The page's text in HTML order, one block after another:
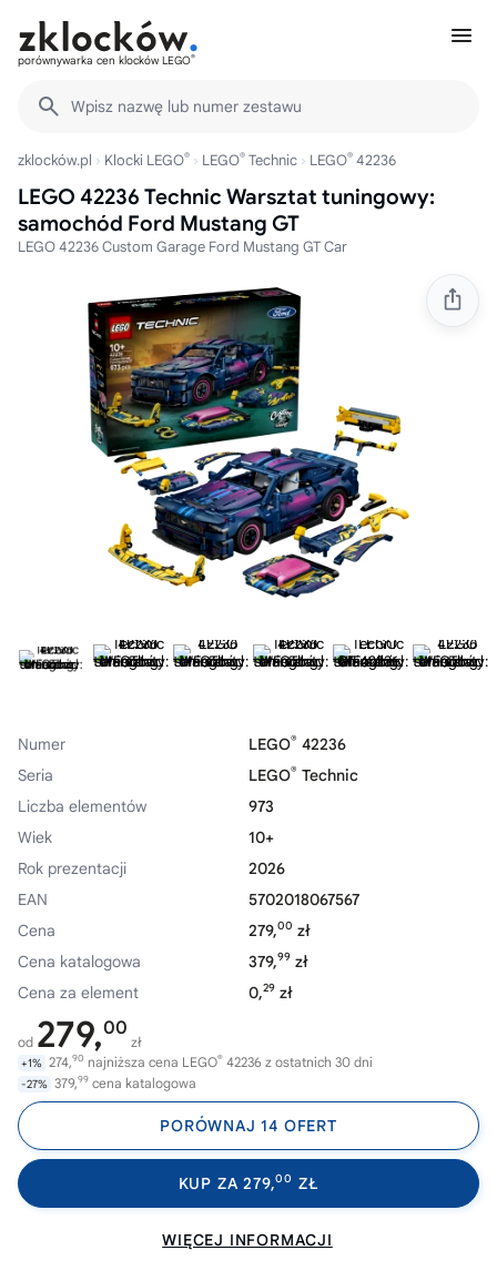
porównywarka cen klocków LEGO®
Wpisz nazwę lub numer zestawu
zklocków.pl Klocki LEGO® LEGO® Technic LEGO® 42236
LEGO 42236 Technic Warsztat tuningowy:
samochód Ford Mustang GT
LEGO 42236 Custom Garage Ford Mustang GT Car
Numer LEGO® 42236
Seria
LEGO® Technic
Liczba elementów
973
Wiek
10+
Rok prezentacji
2026
EAN
5702018067567
Cena
279,00 zł
Cena katalogowa
379,99 zł
Cena za element
0,29 zł
od 279,00
zł
+1% 274,90 najniższa cena LEGO® 42236 z ostatnich 30 dni
-27% 379,99 cena katalogowa
PORÓWNAJ 14 OFERT
KUP ZA 279,00 ZŁ
WIĘCEJ INFORMACJI